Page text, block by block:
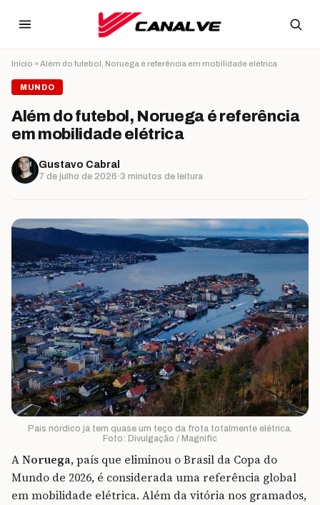
Início »Além do futebol, Noruega é referência em mobilidade elétrica
MUNDO
Além do futebol, Noruega é referência
em mobilidade elétrica
Gustavo Cabral
7 de julho de 2026·3 minutos de leitura
País nórdico já tem quase um teço da frota totalmente elétrica.
Foto: Divulgação / Magnific
ANoruega, país que eliminou o Brasil da Copa do
Mundo de 2026, é considerada uma referência global
em mobilidade elétrica. Além da vitória nos gramados,